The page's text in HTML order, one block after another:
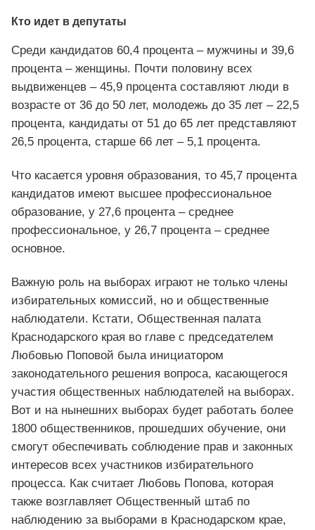
Кто идет в депутаты
Среди кандидатов 60,4 процента – мужчины и 39,6
процента – женщины. Почти половину всех
выдвиженцев – 45,9 процента составляют люди в
возрасте от 36 до 50 лет, молодежь до 35 лет – 22,5
процента, кандидаты от 51 до 65 лет представляют
26,5 процента, старше 66 лет – 5,1 процента.
Что касается уровня образования, то 45,7 процента
кандидатов имеют высшее профессиональное
образование, у 27,6 процента – среднее
профессиональное, у 26,7 процента – среднее
основное.
Важную роль на выборах играют не только члены
избирательных комиссий, но и общественные
наблюдатели. Кстати, Общественная палата
Краснодарского края во главе с председателем
Любовью Поповой была инициатором
законодательного решения вопроса, касающегося
участия общественных наблюдателей на выборах.
Вот и на нынешних выборах будет работать более
1800 общественников, прошедших обучение, они
смогут обеспечивать соблюдение прав и законных
интересов всех участников избирательного
процесса. Как считает Любовь Попова, которая
также возглавляет Общественный штаб по
наблюдению за выборами в Краснодарском крае,